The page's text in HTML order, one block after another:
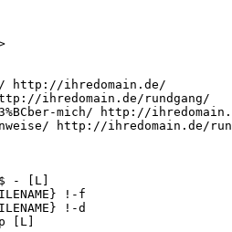
http://ihredomain.de/
ihredomain.de/rundgang/
mich/ http://
http://ihredomain.de/
- [L]
!-f
!-d
[L]